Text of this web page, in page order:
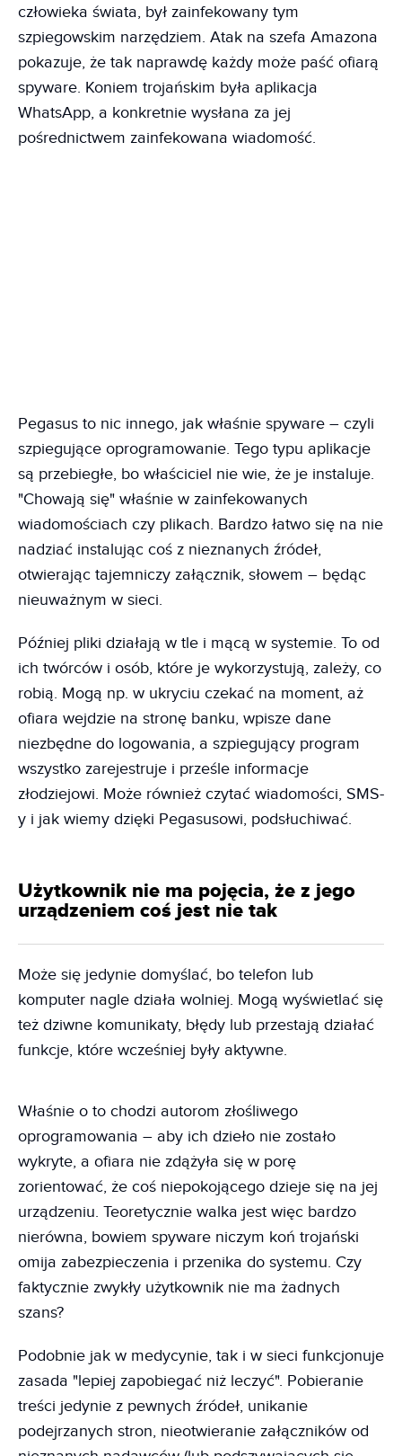
człowieka świata, był zainfekowany tym
szpiegowskim narzędziem. Atak na szefa Amazona
pokazuje, że tak naprawdę każdy może paść ofiarą
spyware. Koniem trojańskim była aplikacja
WhatsApp, a konkretnie wysłana za jej
pośrednictwem zainfekowana wiadomość.
Pegasus to nic innego, jak właśnie spyware – czyli
szpiegujące oprogramowanie. Tego typu aplikacje
są przebiegłe, bo właściciel nie wie, że je instaluje.
"Chowają się" właśnie w zainfekowanych
wiadomościach czy plikach. Bardzo łatwo się na nie
nadziać instalując coś z nieznanych źródeł,
otwierając tajemniczy załącznik, słowem – będąc
nieuważnym w sieci.
Później pliki działają w tle i mącą w systemie. To od
ich twórców i osób, które je wykorzystują, zależy, co
robią. Mogą np. w ukryciu czekać na moment, aż
ofiara wejdzie na stronę banku, wpisze dane
niezbędne do logowania, a szpiegujący program
wszystko zarejestruje i prześle informacje
złodziejowi. Może również czytać wiadomości, SMS-
y i jak wiemy dzięki Pegasusowi, podsłuchiwać.
Użytkownik nie ma pojęcia, że z jego
urządzeniem coś jest nie tak
Może się jedynie domyślać, bo telefon lub
komputer nagle działa wolniej. Mogą wyświetlać się
też dziwne komunikaty, błędy lub przestają działać
funkcje, które wcześniej były aktywne.
Właśnie o to chodzi autorom złośliwego
oprogramowania – aby ich dzieło nie zostało
wykryte, a ofiara nie zdążyła się w porę
zorientować, że coś niepokojącego dzieje się na jej
urządzeniu. Teoretycznie walka jest więc bardzo
nierówna, bowiem spyware niczym koń trojański
omija zabezpieczenia i przenika do systemu. Czy
faktycznie zwykły użytkownik nie ma żadnych
szans?
Podobnie jak w medycynie, tak i w sieci funkcjonuje
zasada "lepiej zapobiegać niż leczyć". Pobieranie
treści jedynie z pewnych źródeł, unikanie
podejrzanych stron, nieotwieranie załączników od